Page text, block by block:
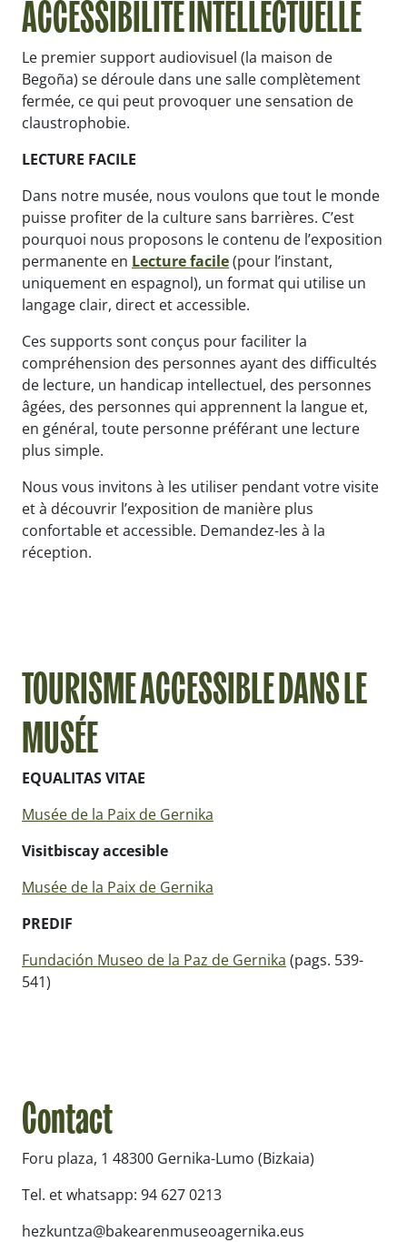
ACCESSIBILITÉ INTELLECTUELLE
Le premier support audiovisuel (la maison de
Begoña) se déroule dans une salle complètement
fermée, ce qui peut provoquer une sensation de
claustrophobie.
LECTURE FACILE
Dans notre musée, nous voulons que tout le monde
puisse profiter de la culture sans barrières. C’est
pourquoi nous proposons le contenu de l’exposition
permanente en Lecture facile(pour l’instant,
uniquement en espagnol), un format qui utilise un
langage clair, direct et accessible.
Ces supports sont conçus pour faciliter la
compréhension des personnes ayant des difficultés
de lecture, un handicap intellectuel, des personnes
âgées, des personnes qui apprennent la langue et,
en général, toute personne préférant une lecture
plus simple.
Nous vous invitons à les utiliser pendant votre visite
et à découvrir l’exposition de manière plus
confortable et accessible. Demandez-les à la
réception.
TOURISME ACCESSIBLE DANS LE
MUSÉE
EQUALITAS VITAE
Musée de la Paix de Gernika
Visitbiscay accesible
Musée de la Paix de Gernika
PREDIF
Fundación Museo de la Paz de Gernika (pags. 539-
541)
Contact
Foru plaza, 1 48300 Gernika-Lumo (Bizkaia)
Tel. et whatsapp: 94 627 0213
hezkuntza@bakearenmuseoagernika.eus